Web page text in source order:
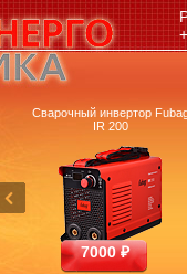
Сварочный инвертор
IR 200
7000 ₽